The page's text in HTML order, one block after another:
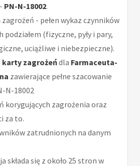
PN-N-18002.
- pełen wykaz czynników
podziałem (fizyczne, pyły i pary,
uciążliwe i niebezpieczne).
karty zagrożeńdla Farmaceuta-
zawierające pełne szacowanie
N-18002
korygujących zagrożenia oraz
za to.
zatrudnionych na danym
składa się z około 25 stron w